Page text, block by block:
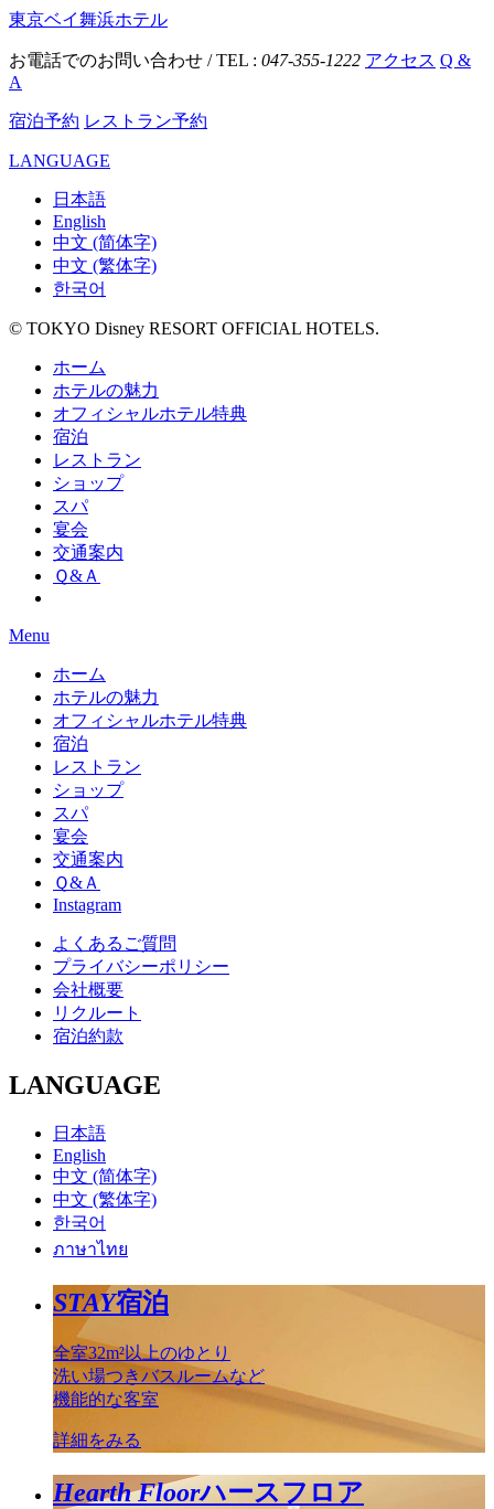
東京ベイ舞浜ホテル
お電話でのお問い合わせ / TEL : 047-355-1222 アクセス Q &
A
宿泊予約 レストラン予約
LANGUAGE
日本語
English
中文 (简体字)
中文 (繁体字)
한국어
© TOKYO Disney RESORT OFFICIAL HOTELS.
ホーム
ホテルの魅力
オフィシャルホテル特典
宿泊
レストラン
ショップ
スパ
宴会
交通案内
Ｑ&Ａ
Menu
ホーム
ホテルの魅力
オフィシャルホテル特典
宿泊
レストラン
ショップ
スパ
宴会
交通案内
Ｑ&Ａ
Instagram
よくあるご質問
プライバシーポリシー
会社概要
リクルート
宿泊約款
LANGUAGE
日本語
English
中文 (简体字)
中文 (繁体字)
한국어
ภาษาไทย
STAY宿泊
全室32m²以上のゆとり
洗い場つきバスルームなど
機能的な客室
詳細をみる
Hearth Floorハースフロア